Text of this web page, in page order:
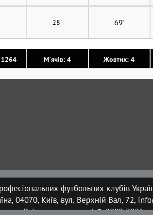
М'ячів: 4 Жовтих: 4
28' 69'
футбольних клубів
04070, Київ, вул. Верхній Вал, 72,
Всі права захищені © 2008-2026